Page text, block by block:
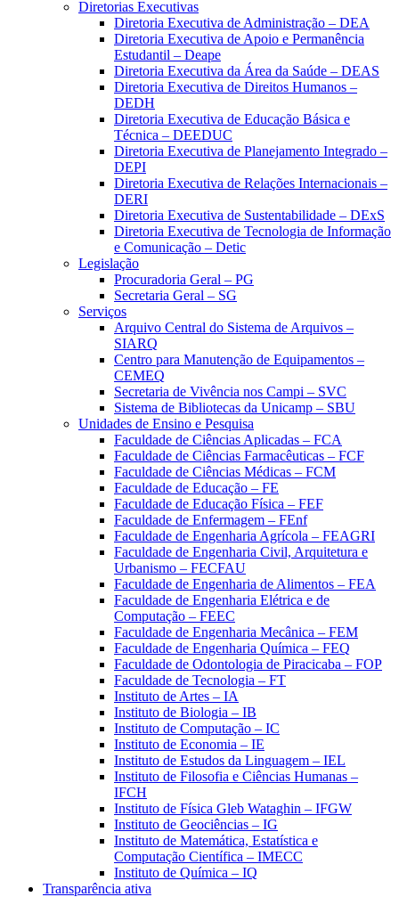
Diretorias Executivas
Diretoria Executiva de Administração – DEA
Diretoria Executiva de Apoio e Permanência
Estudantil – Deape
Diretoria Executiva da Área da Saúde – DEAS
Diretoria Executiva de Direitos Humanos –
DEDH
Diretoria Executiva de Educação Básica e
Técnica – DEEDUC
Diretoria Executiva de Planejamento Integrado –
DEPI
Diretoria Executiva de Relações Internacionais –
DERI
Diretoria Executiva de Sustentabilidade – DExS
Diretoria Executiva de Tecnologia de Informação
e Comunicação – Detic
Legislação
Procuradoria Geral – PG
Secretaria Geral – SG
Serviços
Arquivo Central do Sistema de Arquivos –
SIARQ
Centro para Manutenção de Equipamentos –
CEMEQ
Secretaria de Vivência nos Campi – SVC
Sistema de Bibliotecas da Unicamp – SBU
Unidades de Ensino e Pesquisa
Faculdade de Ciências Aplicadas – FCA
Faculdade de Ciências Farmacêuticas – FCF
Faculdade de Ciências Médicas – FCM
Faculdade de Educação – FE
Faculdade de Educação Física – FEF
Faculdade de Enfermagem – FEnf
Faculdade de Engenharia Agrícola – FEAGRI
Faculdade de Engenharia Civil, Arquitetura e
Urbanismo – FECFAU
Faculdade de Engenharia de Alimentos – FEA
Faculdade de Engenharia Elétrica e de
Computação – FEEC
Faculdade de Engenharia Mecânica – FEM
Faculdade de Engenharia Química – FEQ
Faculdade de Odontologia de Piracicaba – FOP
Faculdade de Tecnologia – FT
Instituto de Artes – IA
Instituto de Biologia – IB
Instituto de Computação – IC
Instituto de Economia – IE
Instituto de Estudos da Linguagem – IEL
Instituto de Filosofia e Ciências Humanas –
IFCH
Instituto de Física Gleb Wataghin – IFGW
Instituto de Geociências – IG
Instituto de Matemática, Estatística e
Computação Científica – IMECC
Instituto de Química – IQ
Transparência ativa